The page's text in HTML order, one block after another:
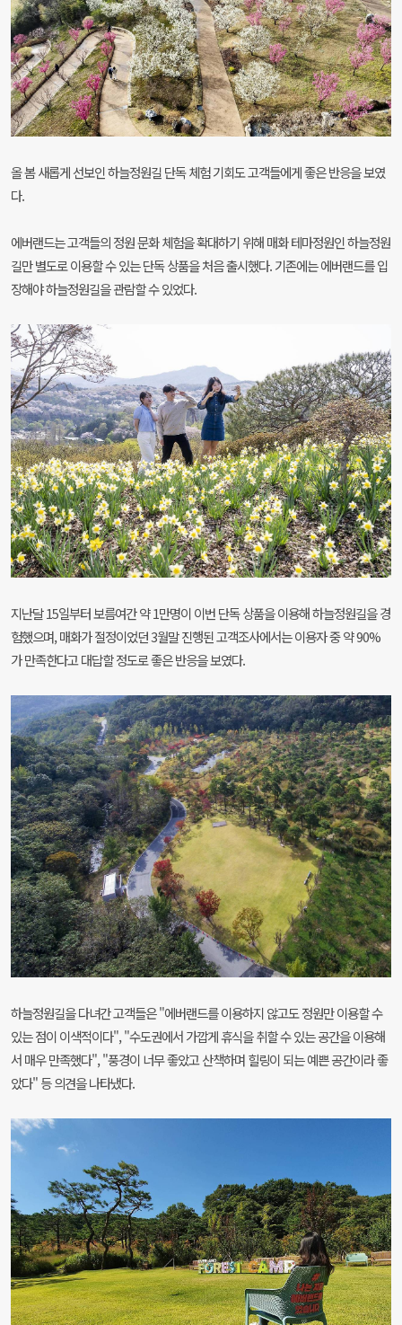
올 봄 새롭게 선보인 하늘정원길 단독 체험 기회도 고객들에게 좋은 반응을 보였
다.
에버랜드는 고객들의 정원 문화 체험을 확대하기 위해 매화 테마정원인 하늘정원
길만 별도로 이용할 수 있는 단독 상품을 처음 출시했다. 기존에는 에버랜드를 입
장해야 하늘정원길을 관람할 수 있었다.
지난달 15일부터 보름여간 약 1만명이 이번 단독 상품을 이용해 하늘정원길을 경
험했으며, 매화가 절정이었던 3월말 진행된 고객조사에서는 이용자 중 약 90%
가 만족한다고 대답할 정도로 좋은 반응을 보였다.
하늘정원길을 다녀간 고객들은 "에버랜드를 이용하지 않고도 정원만 이용할 수
있는 점이 이색적이다", "수도권에서 가깝게 휴식을 취할 수 있는 공간을 이용해
서 매우 만족했다", "풍경이 너무 좋았고 산책하며 힐링이 되는 예쁜 공간이라 좋
았다" 등 의견을 나타냈다.